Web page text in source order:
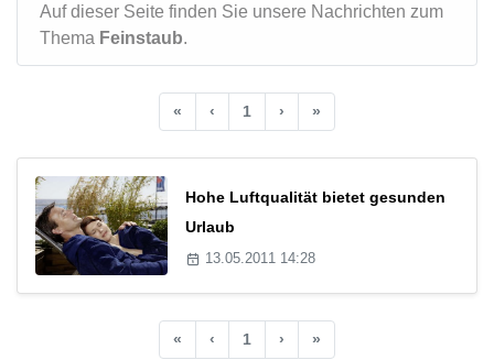
Auf dieser Seite finden Sie unsere Nachrichten zum
Thema Feinstaub.
« ‹ 1 › »
Hohe Luftqualität bietet gesunden
Urlaub
13.05.2011 14:28
« ‹ 1 › »